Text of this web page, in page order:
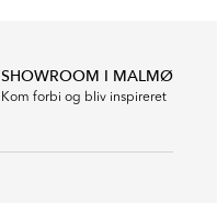
SHOWROOM I MALMØ
Kom forbi og bliv inspireret